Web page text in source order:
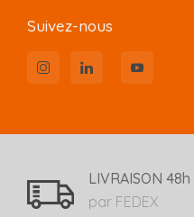
Suivez-nous
LIVRAISON 48h
par FEDEX